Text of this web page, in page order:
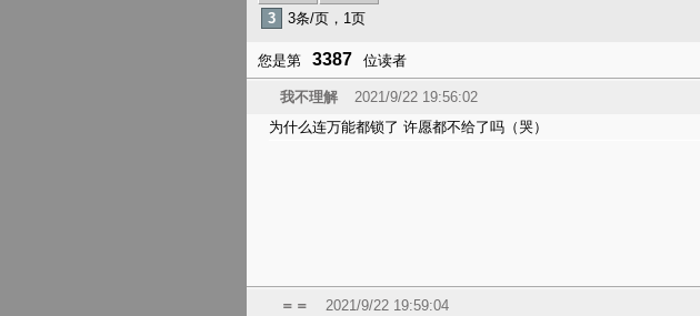
3
3条/页，1页
您是第 3387 位读者
我不理解
2021/9/22 19:56:02
为什么连万能都锁了 许愿都不给了吗（哭）
＝＝
2021/9/22 19:59:04